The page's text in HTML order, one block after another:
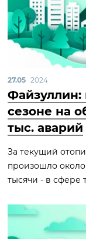
27.05 2024
Файзуллин:
сезоне на
тыс. аварий
За текущий
произошло около
тысячи - в сфере